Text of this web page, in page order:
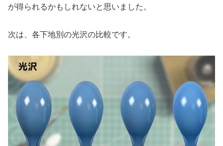
が得られるかもしれないと思いました。
次は、各下地別の光沢の比較です。